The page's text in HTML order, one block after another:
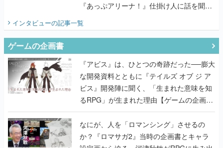
『あっぷアリーナ！』仕掛け人に話を聞い
てみた
インタビューの記事一覧
ゲームの企画書
『アビス』は、ひとつの奇跡だった──膨大
な開発資料とともに『テイルズ オブ ジ ア
ビス』開発陣に聞く、「生まれた意味を知
るRPG」が生まれた理由【ゲームの企画
書】
なにが、人を「ロマンシング」させるの
か？『ロマサガ2』当時の企画書とキャラ